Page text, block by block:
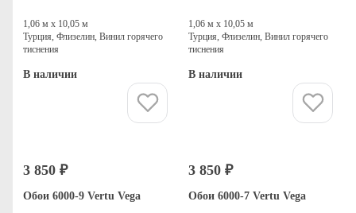
1,06 м х 10,05 м
Турция, Флизелин, Винил горячего
тиснения
В наличии
1,06 м х 10,05 м
Турция, Флизелин, Винил горячего
тиснения
В наличии
3 850 ₽
Обои 6000-9 Vertu Vega
3 850 ₽
Обои 6000-7 Vertu Vega